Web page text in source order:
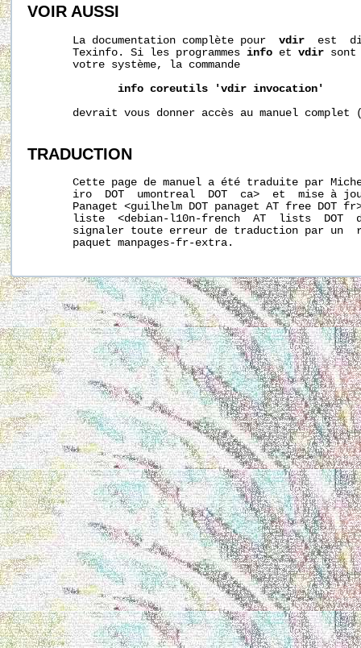
VOIR AUSSI
       La documentation complète pour
vdir
est
       Texinfo. Si les programmes
info et vdir sont
       votre système, la commande
info coreutils 'vdir invocation'
devrait vous donner accès au manuel complet
TRADUCTION
Cette page de manuel a été traduite par
iro  DOT  umontreal  DOT  ca>  et  mise à
Panaget <guilhelm DOT panaget AT free DOT
liste  <debian-l10n-french  AT  lists  DOT
signaler toute erreur de traduction par un